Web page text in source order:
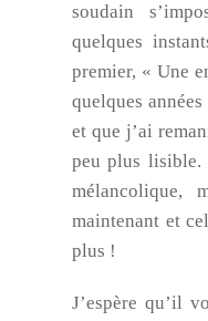
soudain
quelques
premier, « Une
quelques
et que j’ai
peu plus lisible.
mélancolique,
maintenant et
plus !
J’espère qu’il